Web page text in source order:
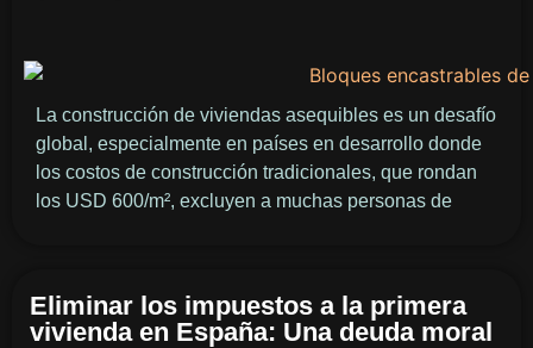
La construcción de viviendas asequibles es un desafío
global, especialmente en países en desarrollo donde
los costos de construcción tradicionales, que rondan
los USD 600/m², excluyen a muchas personas de
Eliminar los impuestos a la primera
vivienda en España: Una deuda moral